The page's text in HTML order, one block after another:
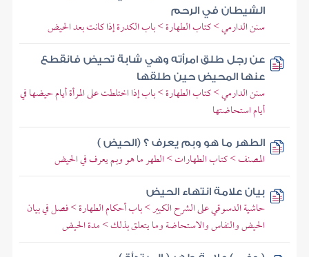
الشيطان في الرحم
سنن الدارمي > كتاب الطهارة > باب الكدرة إذا كانت بعد الحيض
عن رجل طلق امرأته وهي شابة تحيض فانقطع
عنها المحيض حين طلقها
سنن الدارمي > كتاب الطهارة > باب إذا اختلطت على المرأة أيام حيضها في
أيام استحاضتها
الطهر ما هو وبم يعرف ؟ (الحيض )
المصنف > كتاب الطهارات > الطهر ما هو وبم يعرف في الحيض
بيان علامة انتهاء الحيض
حاشية الدسوقي على الشرح الكبير > باب أحكام الطهارة > فصل في بيان
الحيض والنفاس والاستحاضة وما يتعلق بذلك > مدة الحيض